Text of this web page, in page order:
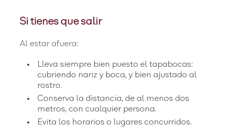
Si tienes que salir
Al estar afuera:
Lleva siempre bien puesto el tapabocas:
cubriendo nariz y boca, y bien ajustado al
rostro.
Conserva la distancia, de al menos dos
metros, con cualquier persona.
Evita los horarios o lugares concurridos.